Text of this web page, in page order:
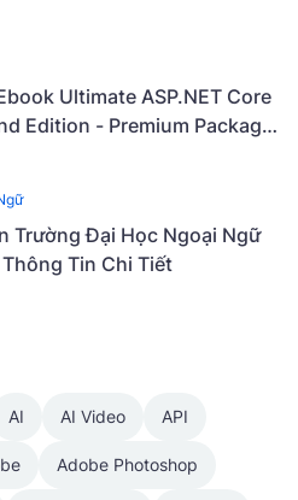
Ultimate ASP.NET Core
Edition - Premium Package]
Code] [Mã - 9737E]
Trường Đại Học Ngoại Ngữ
Tin Chi Tiết
AI AI Video API
Adobe Photoshop